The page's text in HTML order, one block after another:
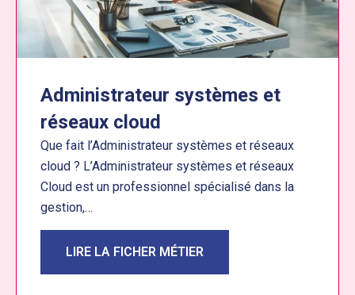
Administrateur systèmes et
réseaux cloud
Que fait l’Administrateur systèmes et réseaux
cloud ? L’Administrateur systèmes et réseaux
Cloud est un professionnel spécialisé dans la
gestion,…
LIRE LA FICHER MÉTIER